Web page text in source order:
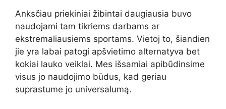
Anksčiau priekiniai žibintai daugiausia buvo
naudojami tam tikriems darbams ar
ekstremaliausiems sportams. Vietoj to, šiandien
jie yra labai patogi apšvietimo alternatyva bet
kokiai lauko veiklai. Mes išsamiai apibūdinsime
visus jo naudojimo būdus, kad geriau
suprastume jo universalumą.